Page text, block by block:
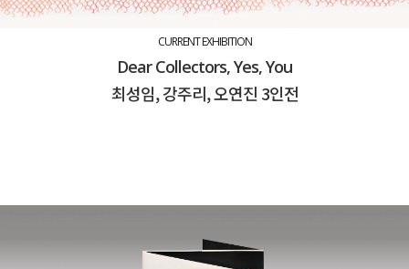
CURRENT EXHIBITION
Dear Collectors, Yes, You
최성임, 강주리, 오연진 3인전